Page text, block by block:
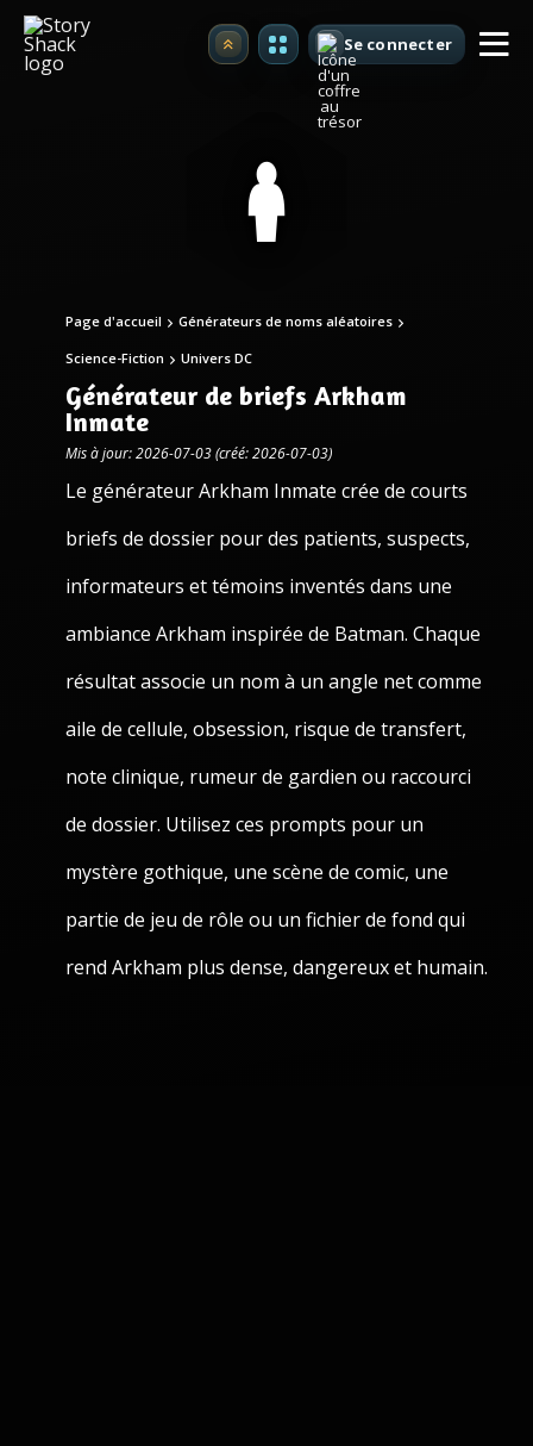
Premium Se connecter
Page d'accueil Générateurs de noms aléatoires
Science-Fiction Univers DC
Générateur de briefs Arkham
Inmate
Mis à jour: 2026-07-03 (créé: 2026-07-03)
Le générateur Arkham Inmate crée de courts
briefs de dossier pour des patients, suspects,
informateurs et témoins inventés dans une
ambiance Arkham inspirée de Batman. Chaque
résultat associe un nom à un angle net comme
aile de cellule, obsession, risque de transfert,
note clinique, rumeur de gardien ou raccourci
de dossier. Utilisez ces prompts pour un
mystère gothique, une scène de comic, une
partie de jeu de rôle ou un fichier de fond qui
rend Arkham plus dense, dangereux et humain.